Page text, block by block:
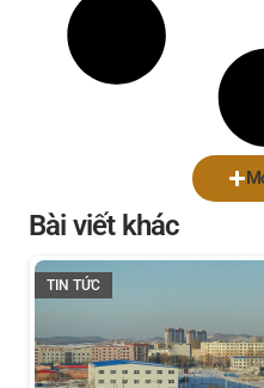
Bài viết khác
TIN TỨC